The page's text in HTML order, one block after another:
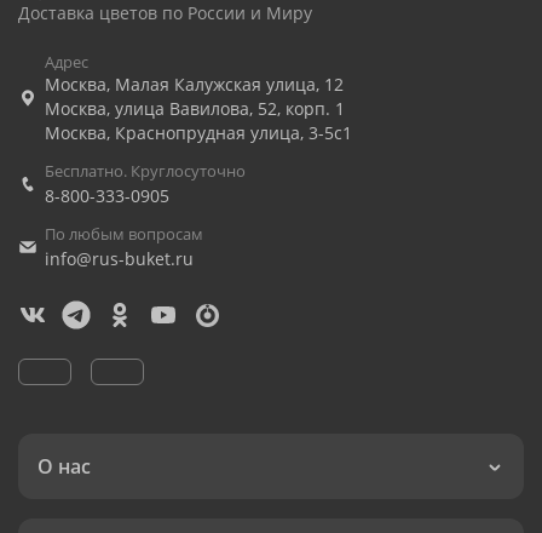
Доставка цветов по России и Миру
Адрес
Москва, Малая Калужская улица, 12
Москва, улица Вавилова, 52, корп. 1
Москва, Краснопрудная улица, 3-5с1
Бесплатно. Круглосуточно
8-800-333-0905
По любым вопросам
info@rus-buket.ru
О нас